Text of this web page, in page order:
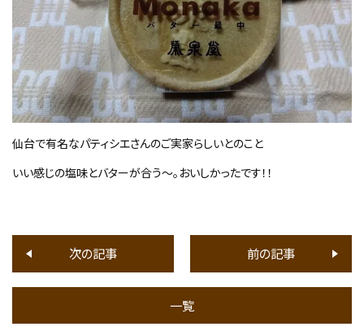
仙台で有名なパティシエさんのご実家らしいとのこと
いい感じの塩味とバターが合う～。おいしかったです！！
次の記事
一覧
前の記事